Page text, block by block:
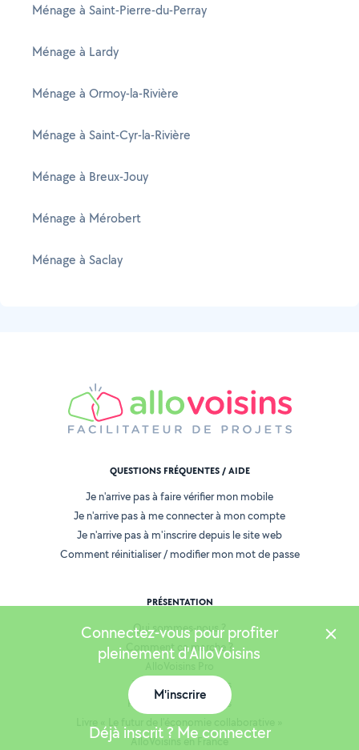
Ménage à Saint-Pierre-du-Perray
Ménage à Lardy
Ménage à Ormoy-la-Rivière
Ménage à Saint-Cyr-la-Rivière
Ménage à Breux-Jouy
Ménage à Mérobert
Ménage à Saclay
QUESTIONS FRÉQUENTES / AIDE
Je n'arrive pas à faire vérifier mon mobile
Je n'arrive pas à me connecter à mon compte
Je n'arrive pas à m'inscrire depuis le site web
Comment réinitialiser / modifier mon mot de passe
PRÉSENTATION
Qui sommes-nous ?
Comment ça marche ?
Toutes les demandes
Proposer mes services
AlloVoisins en France
Connectez-vous pour profiter
pleinement d'AlloVoisins
M'inscrire
Déjà inscrit ? Me connecter